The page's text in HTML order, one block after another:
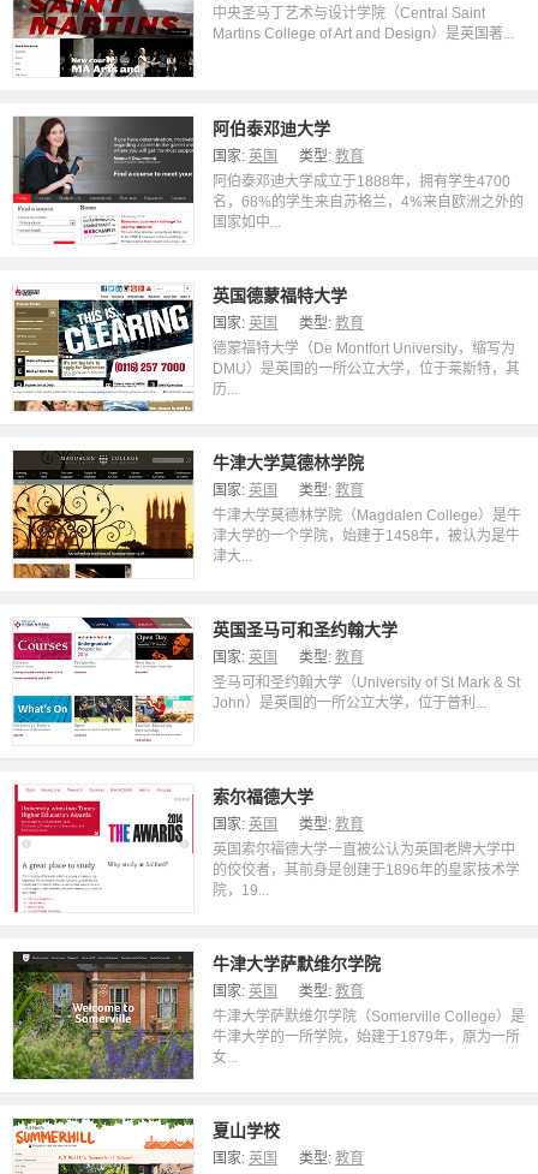
中央圣马丁艺术与设计学院（Central Saint
Martins College of Art and Design）是英国著...
阿伯泰邓迪大学
国家: 英国 类型: 教育
阿伯泰邓迪大学成立于1888年，拥有学生4700
名，68%的学生来自苏格兰，4%来自欧洲之外的
国家如中...
英国德蒙福特大学
国家: 英国 类型: 教育
德蒙福特大学（De Montfort University，缩写为
DMU）是英国的一所公立大学，位于莱斯特，其
历...
牛津大学莫德林学院
国家: 英国 类型: 教育
牛津大学莫德林学院（Magdalen College）是牛
津大学的一个学院，始建于1458年，被认为是牛
津大...
英国圣马可和圣约翰大学
国家: 英国 类型: 教育
圣马可和圣约翰大学（University of St Mark & St
John）是英国的一所公立大学，位于普利...
索尔福德大学
国家: 英国 类型: 教育
英国索尔福德大学一直被公认为英国老牌大学中
的佼佼者，其前身是创建于1896年的皇家技术学
院，19...
牛津大学萨默维尔学院
国家: 英国 类型: 教育
牛津大学萨默维尔学院（Somerville College）是
牛津大学的一所学院，始建于1879年，原为一所
女...
夏山学校
国家: 英国 类型: 教育